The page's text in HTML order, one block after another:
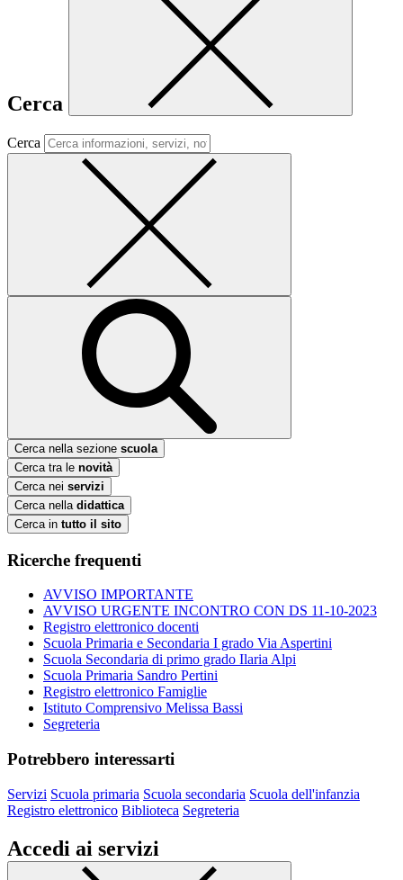
Cerca
Cerca
Cerca nella sezione scuola
Cerca tra le novità
Cerca nei servizi
Cerca nella didattica
Cerca in tutto il sito
Ricerche frequenti
AVVISO IMPORTANTE
AVVISO URGENTE INCONTRO CON DS 11-10-2023
Registro elettronico docenti
Scuola Primaria e Secondaria I grado Via Aspertini
Scuola Secondaria di primo grado Ilaria Alpi
Scuola Primaria Sandro Pertini
Registro elettronico Famiglie
Istituto Comprensivo Melissa Bassi
Segreteria
Potrebbero interessarti
Servizi Scuola primaria Scuola secondaria Scuola dell'infanzia
Registro elettronico Biblioteca Segreteria
Accedi ai servizi